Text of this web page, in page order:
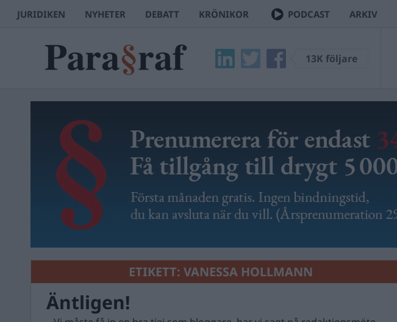
JURIDIKEN NYHETER DEBATT KRÖNIKOR PODCAST ARKIV
13K följare
ETIKETT: VANESSA HOLLMANN
Äntligen!